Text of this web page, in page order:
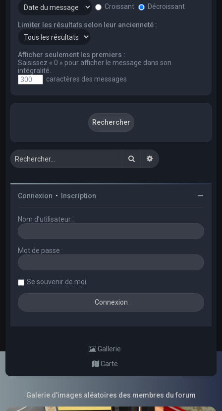
Croissant
Décroissant
Limiter les résultats selon leur ancienneté :
Afficher seulement les premiers :
Saisissez « 0 » pour afficher le message dans son
intégralité.
caractères des messages
RechercherRecherche avancée
Connexion • Inscription
Nom d’utilisateur :
Mot de passe :
Se souvenir de moi
Gallerie
Carte
Galerie d'images aléatoires des membres du forum